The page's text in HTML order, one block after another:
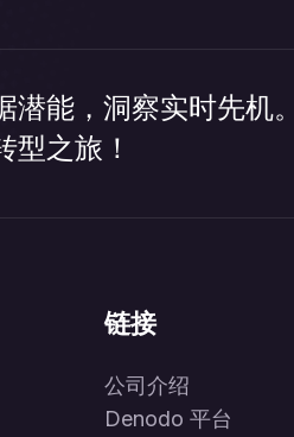
能，洞察实时先机。
型之旅！
链接
公司介绍
Denodo 平台